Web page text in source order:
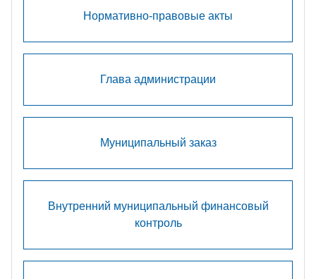
Нормативно-правовые акты
Глава администрации
Муниципальный заказ
Внутренний муниципальный финансовый
контроль